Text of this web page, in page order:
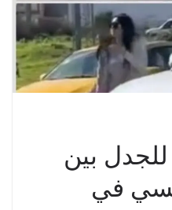
بين
في